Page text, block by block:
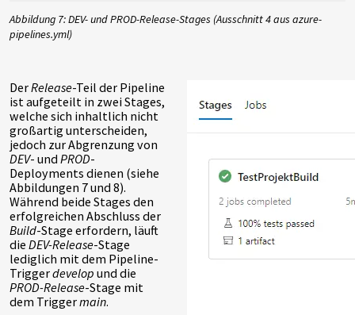
Abbildung 7: DEV- und PROD-Release-Stages (Ausschnitt 4 aus azure-
pipelines.yml)
DerRelease-Teil der Pipeline
ist aufgeteilt in zwei Stages,
welche sich inhaltlich nicht
großartig unterscheiden,
jedoch zur Abgrenzung von
DEV- und PROD-
Deployments dienen (siehe
Abbildungen 7 und 8).
Während beide Stages den
erfolgreichen Abschluss der
Build-Stage erfordern, läuft
die DEV-Release-Stage
lediglich mit dem Pipeline-
Triggerdevelop und die
PROD-Release-Stage mit
dem Triggermain.